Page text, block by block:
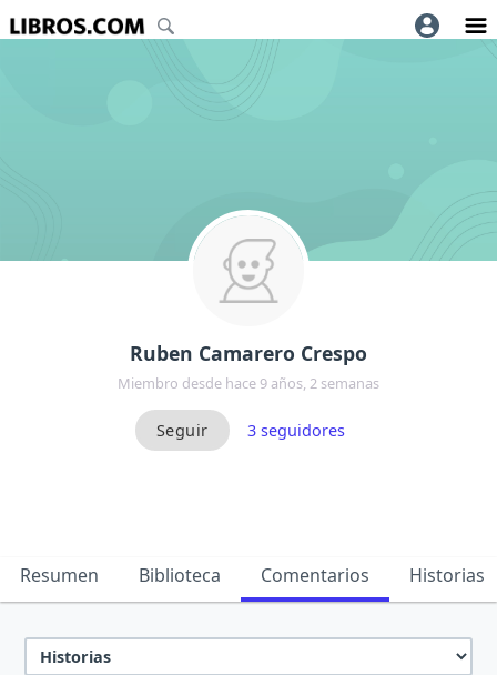
Ruben Camarero Crespo
Miembro desde hace 9 años, 2 semanas
3seguidores
Resumen Biblioteca Comentarios Historias